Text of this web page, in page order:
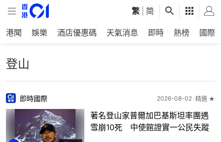
繁 简
港聞 娛樂 酒店優惠碼 天氣消息 即時 熱榜 國際
登山
即時國際 2026-08-02 精選 ★
著名登山家普爾加巴基斯坦率團遇
雪崩10死 中使館證實一公民失蹤